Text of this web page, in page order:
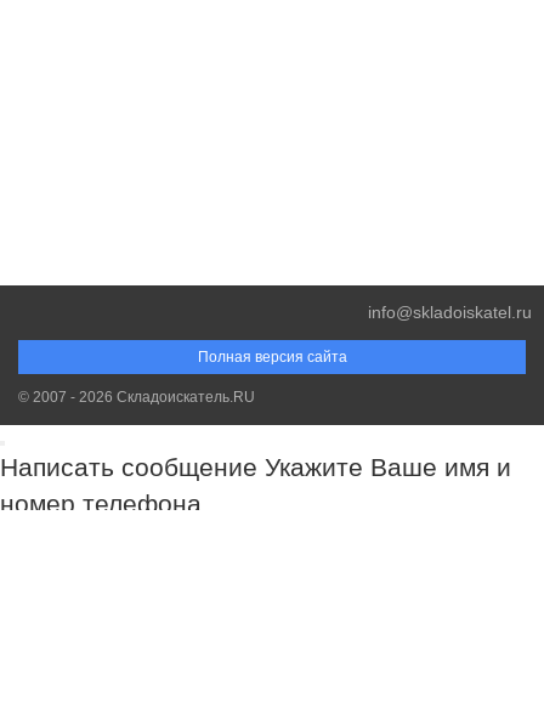
Полная версия сайта
info@skladoiskatel.ru
© 2007 - 2026 Складоискатель.RU
Написать сообщение Укажите Ваше имя и
номер телефона